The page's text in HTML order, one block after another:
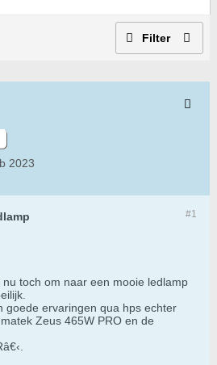
Filter
2023
#1
toch om naar een mooie ledlamp
goede ervaringen qua hps echter
Zeus 465W PRO en de